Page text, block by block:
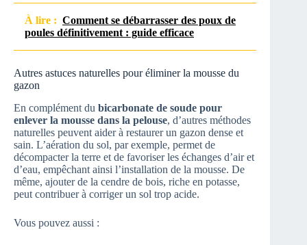
À lire : Comment se débarrasser des poux de
poules définitivement : guide efficace
Autres astuces naturelles pour éliminer la mousse du
gazon
En complément du bicarbonate de soude pour
enlever la mousse dans la pelouse, d’autres méthodes
naturelles peuvent aider à restaurer un gazon dense et
sain. L’aération du sol, par exemple, permet de
décompacter la terre et de favoriser les échanges d’air et
d’eau, empêchant ainsi l’installation de la mousse. De
même, ajouter de la cendre de bois, riche en potasse,
peut contribuer à corriger un sol trop acide.
Vous pouvez aussi :